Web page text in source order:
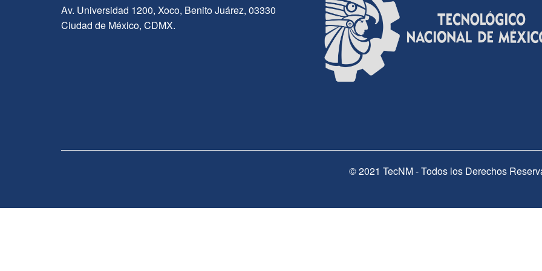
Av. Universidad 1200, Xoco, Benito Juárez, 03330
Ciudad de México, CDMX.
© 2021 TecNM - Todos los Derechos